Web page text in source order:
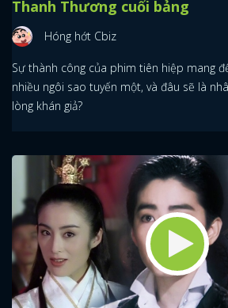
Thanh Thương cuối bảng
Hóng hớt Cbiz
Sự thành công của phim tiên hiệp mang
nhiều ngôi sao tuyến một, và đâu sẽ là
lòng khán giả?